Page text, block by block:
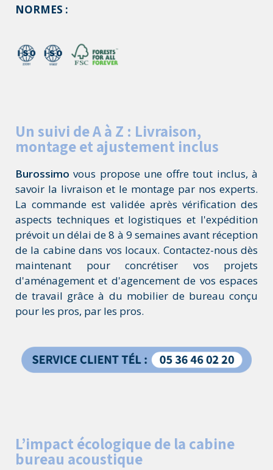
NORMES :
Un suivi de A à Z : Livraison,
montage et ajustement inclus
Burossimo vous propose une offre tout inclus, à
savoir la livraison et le montage par nos experts.
La commande est validée après vérification des
aspects techniques et logistiques et l'expédition
prévoit un délai de 8 à 9 semaines avant réception
de la cabine dans vos locaux. Contactez-nous dès
maintenant pour concrétiser vos projets
d'aménagement et d'agencement de vos espaces
de travail grâce à du mobilier de bureau conçu
pour les pros, par les pros.
L’impact écologique de la cabine
bureau acoustique